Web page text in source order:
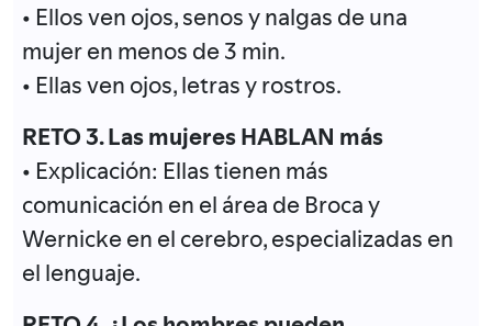
• Ellos ven ojos, senos y nalgas de una
mujer en menos de 3 min.
• Ellas ven ojos, letras y rostros.
RETO 3. Las mujeres HABLAN más
• Explicación: Ellas tienen más
comunicación en el área de Broca y
Wernicke en el cerebro, especializadas en
el lenguaje.